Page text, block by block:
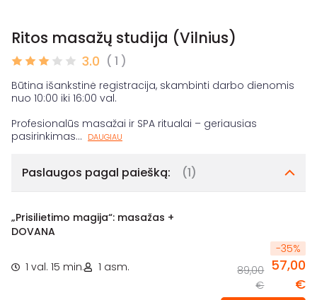
Ritos masažų studija (Vilnius)
3.0 ( 1 )
Būtina išankstinė registracija, skambinti darbo dienomis
nuo 10:00 iki 16:00 val.
Profesionalūs masažai ir SPA ritualai – geriausias
pasirinkimas... DAUGIAU
Paslaugos pagal paiešką: (1)
„Prisilietimo magija“: masažas +
DOVANA
1 val. 15 min. 1 asm.
-35%
89,00
€
57,00
€